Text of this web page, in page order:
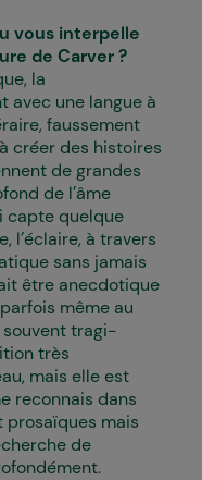
vous interpelle
de Carver ?
la
avec une langue à
faussement
créer des histoires
de grandes
de l’âme
capte quelque
l’éclaire, à travers
sans jamais
être anecdotique
même au
tragi-
très
mais elle est
reconnais dans
prosaïques mais
de